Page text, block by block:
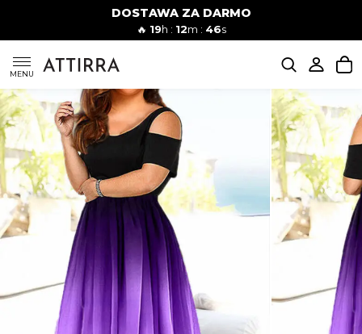
DOSTAWA ZA DARMO
🔥 19h : 12m : 45s
MENU
Mężczyźni
SUKIENKI
KOMPLETY
KOMBINEZONY
DÓŁ DAMSKIE
STROJE KĄPIELOWE